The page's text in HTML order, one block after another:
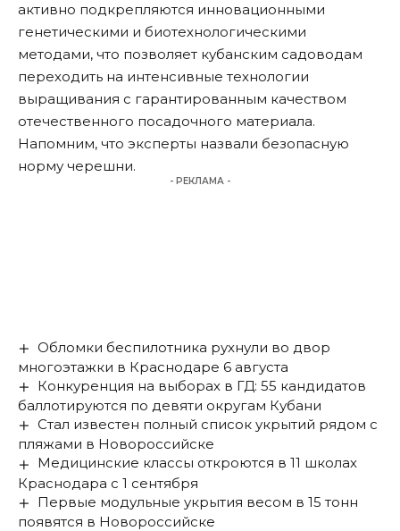
активно подкрепляются инновационными
генетическими и биотехнологическими
методами, что позволяет кубанским садоводам
переходить на интенсивные технологии
выращивания с гарантированным качеством
отечественного посадочного материала.
Напомним, что эксперты назвали безопасную
норму черешни.
- РЕКЛАМА -
Обломки беспилотника рухнули во двор
многоэтажки в Краснодаре 6 августа
Конкуренция на выборах в ГД: 55 кандидатов
баллотируются по девяти округам Кубани
Стал известен полный список укрытий рядом с
пляжами в Новороссийске
Медицинские классы откроются в 11 школах
Краснодара с 1 сентября
Первые модульные укрытия весом в 15 тонн
появятся в Новороссийске